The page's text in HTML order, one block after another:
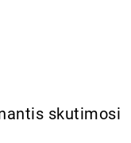
skutimosi